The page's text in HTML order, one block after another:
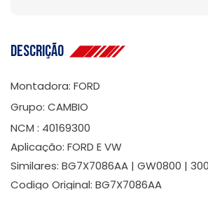
Descrição
Montadora: FORD
Grupo: CAMBIO
NCM : 40169300
Aplicação: FORD E VW
Similares: BG7X7086AA | GW0800 |
Codigo Original: BG7X7086AA